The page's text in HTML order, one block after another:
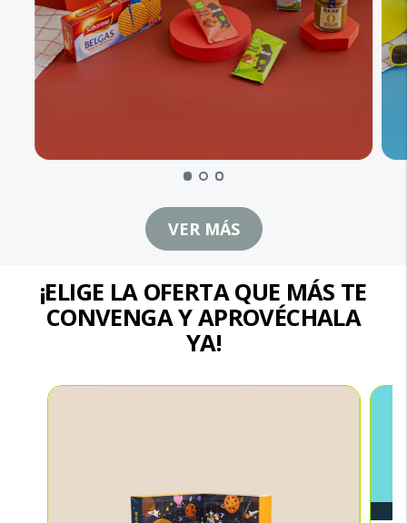
VER MÁS
¡ELIGE LA OFERTA QUE MÁS TE
CONVENGA Y APROVÉCHALA
YA!